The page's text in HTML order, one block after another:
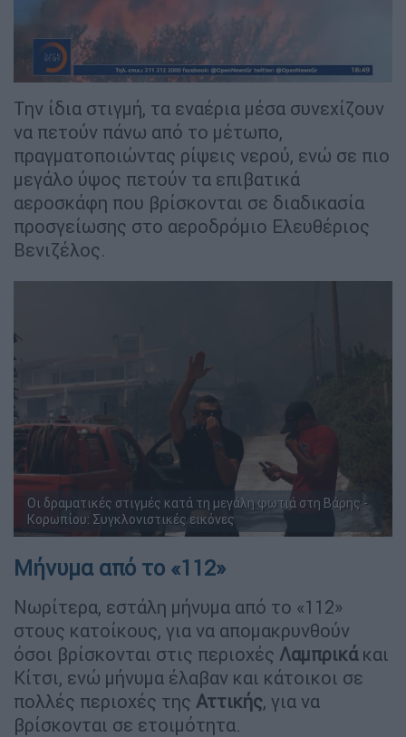
Την ίδια στιγμή, τα εναέρια μέσα συνεχίζουν
να πετούν πάνω από το μέτωπο,
πραγματοποιώντας ρίψεις νερού, ενώ σε πιο
μεγάλο ύψος πετούν τα επιβατικά
αεροσκάφη που βρίσκονται σε διαδικασία
προσγείωσης στο αεροδρόμιο Ελευθέριος
Βενιζέλος.
Οι δραματικές στιγμές κατά τη μεγάλη φωτιά στη Βάρης -
Κορωπίου: Συγκλονιστικές εικόνες
Μήνυμα από το «112»
Νωρίτερα, εστάλη μήνυμα από το «112»
στους κατοίκους, για να απομακρυνθούν
όσοι βρίσκονται στις περιοχές Λαμπρικάκαι
Κίτσι, ενώ μήνυμα έλαβαν και κάτοικοι σε
πολλές περιοχές της Αττικής, για να
βρίσκονται σε ετοιμότητα.